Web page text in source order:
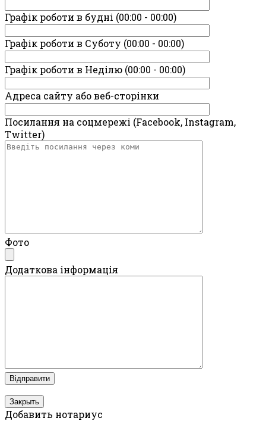
Графік роботи в будні (00:00 - 00:00)
Графік роботи в Суботу (00:00 - 00:00)
Графік роботи в Неділю (00:00 - 00:00)
Адреса сайту або веб-сторінки
Посилання на соцмережі (Facebook, Instagram,
Twitter)
Фото
Додаткова інформація
Закрыть
Добавить нотариус